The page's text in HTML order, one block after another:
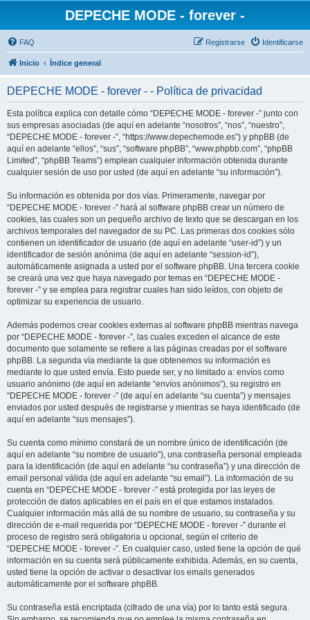
DEPECHE MODE - forever -
FAQ Identificarse
Registrarse
Inicio Índice general
DEPECHE MODE - forever - - Política de privacidad
Esta política explica con detalle cómo “DEPECHE MODE - forever -” junto con
sus empresas asociadas (de aquí en adelante “nosotros”, “nos”, “nuestro”,
“DEPECHE MODE - forever -”, “https://www.depechemode.es”) y phpBB (de
aquí en adelante “ellos”, “sus”, “software phpBB”, “www.phpbb.com”, “phpBB
Limited”, “phpBB Teams”) emplean cualquier información obtenida durante
cualquier sesión de uso por usted (de aquí en adelante “su información”).
Su información es obtenida por dos vías. Primeramente, navegar por
“DEPECHE MODE - forever -” hará al software phpBB crear un número de
cookies, las cuales son un pequeño archivo de texto que se descargan en los
archivos temporales del navegador de su PC. Las primeras dos cookies sólo
contienen un identificador de usuario (de aquí en adelante “user-id”) y un
identificador de sesión anónima (de aquí en adelante “session-id”),
automáticamente asignada a usted por el software phpBB. Una tercera cookie
se creará una vez que haya navegado por temas en “DEPECHE MODE -
forever -” y se emplea para registrar cuales han sido leídos, con objeto de
optimizar su experiencia de usuario.
Además podemos crear cookies externas al software phpBB mientras navega
por “DEPECHE MODE - forever -”, las cuales exceden el alcance de este
documento que solamente se refiere a las páginas creadas por el software
phpBB. La segunda vía mediante la que obtenemos su información es
mediante lo que usted envía. Esto puede ser, y no limitado a: envíos como
usuario anónimo (de aquí en adelante “envíos anónimos”), su registro en
“DEPECHE MODE - forever -” (de aquí en adelante “su cuenta”) y mensajes
enviados por usted después de registrarse y mientras se haya identificado (de
aquí en adelante “sus mensajes”).
Su cuenta como mínimo constará de un nombre único de identificación (de
aquí en adelante “su nombre de usuario”), una contraseña personal empleada
para la identificación (de aquí en adelante “su contraseña”) y una dirección de
email personal válida (de aquí en adelante “su email”). La información de su
cuenta en “DEPECHE MODE - forever -” está protegida por las leyes de
protección de datos aplicables en el país en el que estamos instalados.
Cualquier información más allá de su nombre de usuario, su contraseña y su
dirección de e-mail requerida por “DEPECHE MODE - forever -” durante el
proceso de registro será obligatoria u opcional, según el criterio de
“DEPECHE MODE - forever -”. En cualquier caso, usted tiene la opción de qué
información en su cuenta será públicamente exhibida. Además, en su cuenta,
usted tiene la opción de activar o desactivar los emails generados
automáticamente por el software phpBB.
Su contraseña está encriptada (cifrado de una vía) por lo tanto está segura.